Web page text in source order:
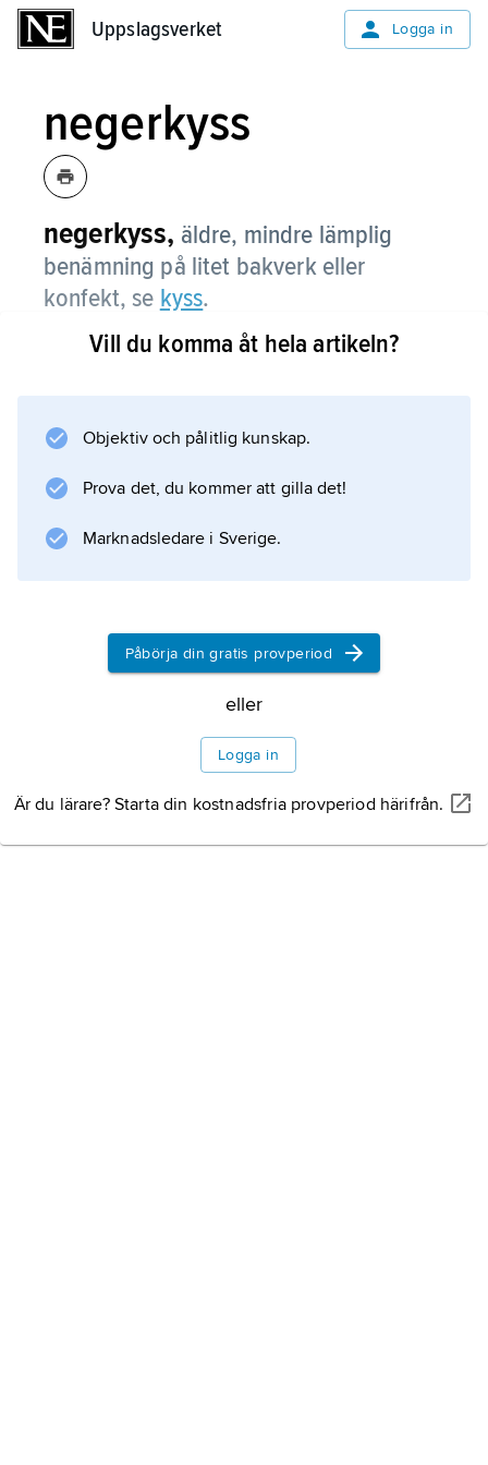
Uppslagsverket Logga in
negerkyss
negerkyss, äldre, mindre lämplig
benämning på litet bakverk eller
konfekt, se kyss.
Information om artikeln
Vill du komma åt hela artikeln?
Objektiv och pålitlig kunskap.
Prova det, du kommer att gilla det!
Marknadsledare i Sverige.
Påbörja din gratis provperiod
eller
Logga in
Är du lärare? Starta din kostnadsfria provperiod härifrån.